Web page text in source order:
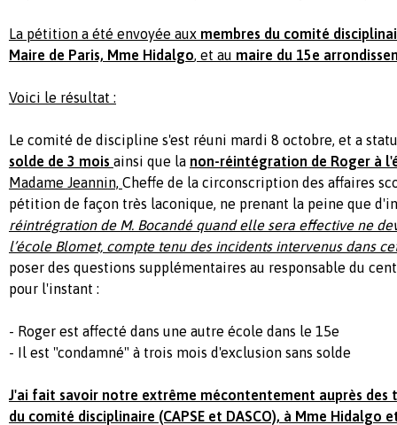
La pétition a été envoyée aux membres du comité
Maire de Paris, Mme Hidalgo, et au maire du 15e
Voici le résultat :
Le comité de discipline s'est réuni mardi 8 octobre, et a
solde de 3 mois ainsi que la non-réintégration de Roger à
Madame Jeannin, Cheffe de la circonscription des affaires
pétition de façon très laconique, ne prenant la peine que
réintrégration de M. Bocandé quand elle sera effective ne
l’école Blomet, compte tenu des incidents intervenus dans
poser des questions supplémentaires au responsable du
pour l'instant :
- Roger est affecté dans une autre école dans le 15e
- Il est "condamné" à trois mois d'exclusion sans solde
J'ai fait savoir notre extrême mécontentement auprès des
du comité disciplinaire (CAPSE et DASCO), à Mme Hidalgo